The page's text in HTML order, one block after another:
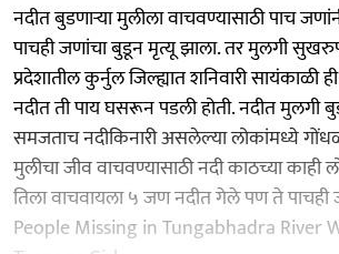
नदीत बुडणाऱ्या मुलीला वाचवण्यासाठी पाच
पाचही जणांचा बुडून मृत्यू झाला. तर मुलगी
प्रदेशातील कुर्नुल जिल्ह्यात शनिवारी सायंकाळी
नदीत ती पाय घसरून पडली होती. नदीत मुलगी
समजताच नदीकिनारी असलेल्या लोकांमध्ये
मुलीचा जीव वाचवण्यासाठी नदी काठच्या काही
तिला वाचवायला ५ जण नदीत गेले पण ते
People Missing in Tungabhadra River